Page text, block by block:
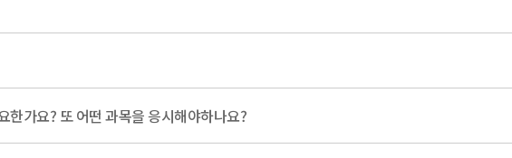
가요? 또 어떤 과목을 응시해야하나요?